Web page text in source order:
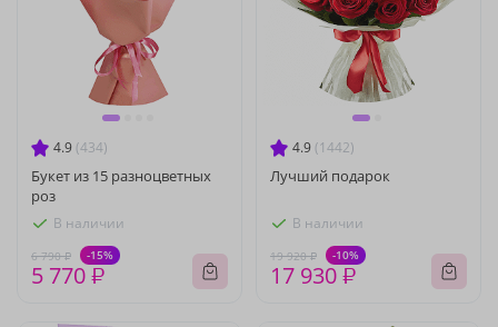
4.9 (434)
Букет из 15 разноцветных
роз
В наличии
6 790 ₽ -15%
5 770 ₽
4.9 (1442)
Лучший подарок
В наличии
19 920 ₽ -10%
17 930 ₽